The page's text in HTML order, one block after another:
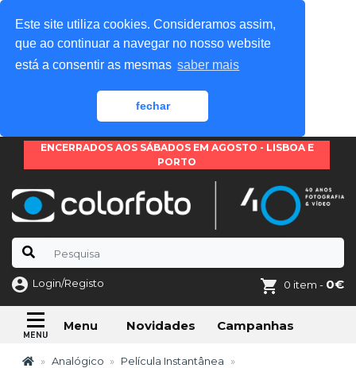
Este site utiliza cookies. Consideramos assim,
que ao continuar a navegar no nosso website
está a consentir as mesmas saber mais
fechar
ENCERRADOS AOS SÁBADOS EM AGOSTO - LISBOA E
PORTO
Login/Registo 0 item - 0€
Menu Novidades Campanhas
Analógico Película Instantânea